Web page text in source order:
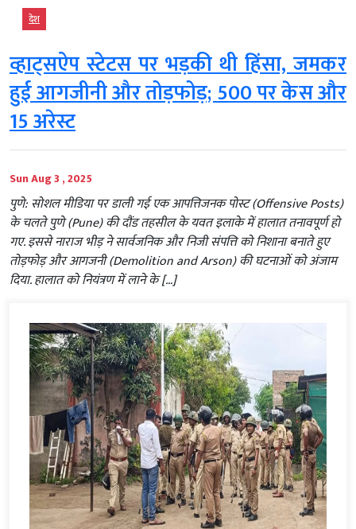
देश
व्हाट्सऐप स्टेटस पर भड़की थी हिंसा, जमकर
हुई आगजीनी और तोड़फोड़; 500 पर केस और
15 अरेस्ट
Sun Aug 3 , 2025
पुणे: सोशल मीडिया पर डाली गई एक आपत्तिजनक पोस्ट (Offensive Posts)
के चलते पुणे (Pune) की दौंड तहसील के यवत इलाके में हालात तनावपूर्ण हो
गए. इससे नाराज भीड़ ने सार्वजनिक और निजी संपत्ति को निशाना बनाते हुए
तोड़फोड़ और आगजनी (Demolition and Arson) की घटनाओं को अंजाम
दिया. हालात को नियंत्रण में लाने के […]